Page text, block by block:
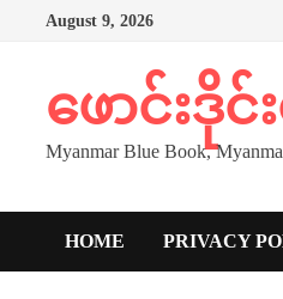
August 9, 2026
ဖောင်းဒို
Myanmar Blue Book,
HOME PRIVACY